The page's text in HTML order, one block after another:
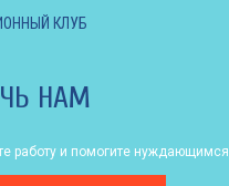
КЛУБ
НАМ
работу и помогите